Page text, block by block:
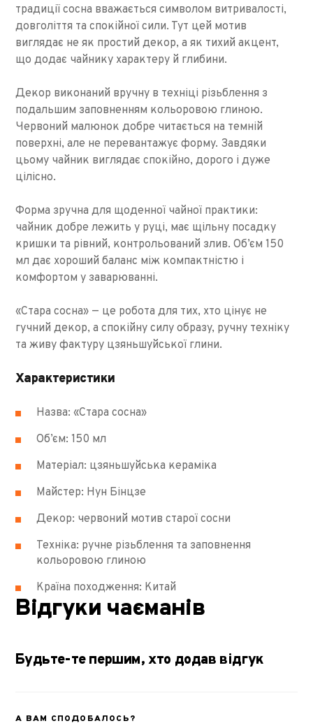
традиції сосна вважається символом витривалості,
довголіття та спокійної сили. Тут цей мотив
виглядає не як простий декор, а як тихий акцент,
що додає чайнику характеру й глибини.
Декор виконаний вручну в техніці різьблення з
подальшим заповненням кольоровою глиною.
Червоний малюнок добре читається на темній
поверхні, але не перевантажує форму. Завдяки
цьому чайник виглядає спокійно, дорого і дуже
цілісно.
Форма зручна для щоденної чайної практики:
чайник добре лежить у руці, має щільну посадку
кришки та рівний, контрольований злив. Об’єм 150
мл дає хороший баланс між компактністю і
комфортом у заварюванні.
«Стара сосна» — це робота для тих, хто цінує не
гучний декор, а спокійну силу образу, ручну техніку
та живу фактуру цзяньшуйської глини.
Характеристики
Назва: «Стара сосна»
Об’єм: 150 мл
Матеріал: цзяньшуйська кераміка
Майстер: Нун Бінцзе
Декор: червоний мотив старої сосни
Техніка: ручне різьблення та заповнення
кольоровою глиною
Країна походження: Китай
Відгуки чаєманів
Будьте-те першим, хто додав відгук
А ВАМ СПОДОБАЛОСЬ?